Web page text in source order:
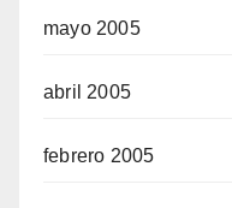
mayo 2005
abril 2005
febrero 2005